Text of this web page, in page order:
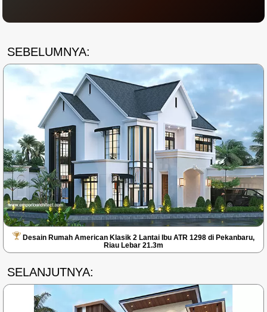
SEBELUMNYA:
Desain Rumah American Klasik 2 Lantai Ibu ATR 1298 di Pekanbaru,
Riau Lebar 21.3m
SELANJUTNYA: